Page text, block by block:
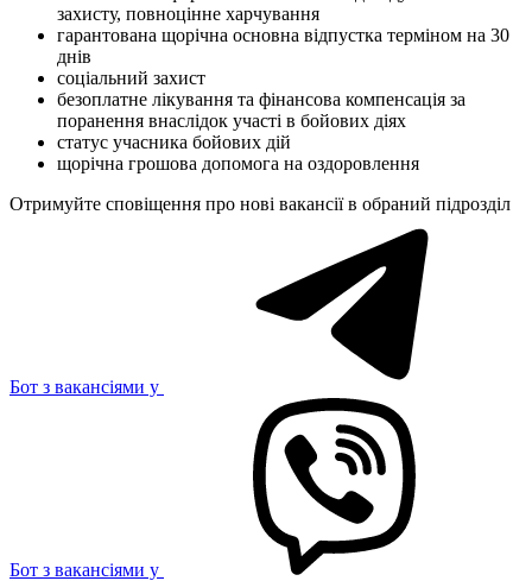
захисту, повноцінне харчування
гарантована щорічна основна відпустка терміном на 30
днів
соціальний захист
безоплатне лікування та фінансова компенсація за
поранення внаслідок участі в бойових діях
статус учасника бойових дій
щорічна грошова допомога на оздоровлення
Отримуйте сповіщення про нові вакансії в обраний підрозділ
Бот з вакансіями у
Бот з вакансіями у